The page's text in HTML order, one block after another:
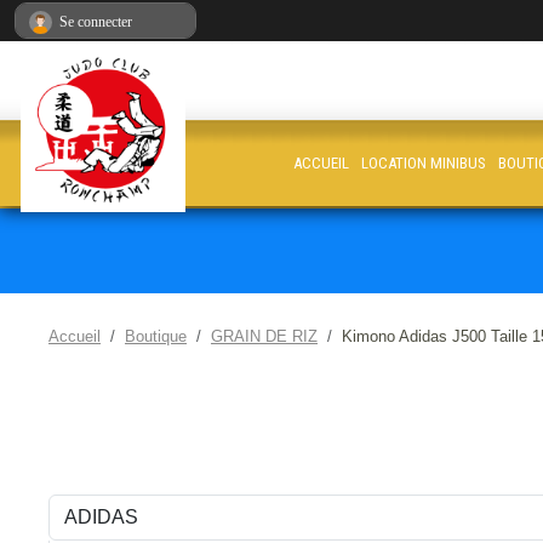
Accueil Boutique GRAIN DE RIZ Kimono Adidas J500 Taille
ACCUEIL LOCATION MINIBUS
Se connecter
Panneau de gestion des cookies